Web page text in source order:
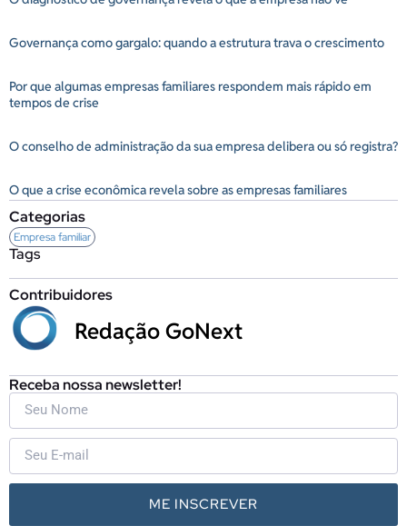
Categorias
Empresa familiar
Tags
Contribuidores
Redação GoNext
Receba nossa newsletter!
ME INSCREVER
Governança como gargalo: quando a estrutura trava o crescimento
Por que algumas empresas familiares respondem mais rápido em
tempos de crise
O conselho de administração da sua empresa delibera ou só registra?
O que a crise econômica revela sobre as empresas familiares